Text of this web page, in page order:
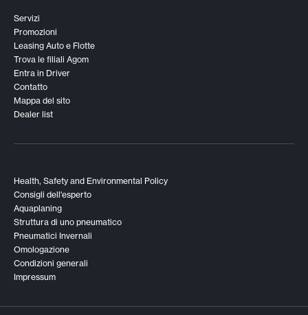
Servizi
Promozioni
Leasing Auto e Flotte
Trova le filiali Agom
Entra in Driver
Contatto
Mappa del sito
Dealer list
Health, Safety and Environmental Policy
Consigli dell'esperto
Aquaplaning
Struttura di uno pneumatico
Pneumatici Invernali
Omologazione
Condizioni generali
Impressum